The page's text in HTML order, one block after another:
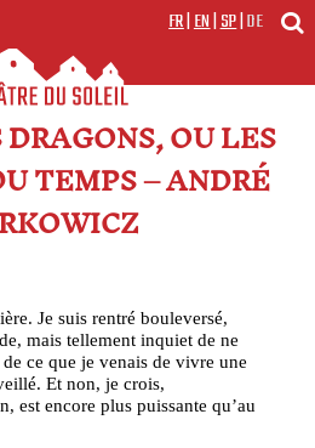
FR|EN|SP|DE
OU LES
TEMPS – ANDRÉ
Je suis rentré bouleversé,
mais tellement inquiet de ne
ce que je venais de vivre une
Et non, je crois,
est encore plus puissante qu’au